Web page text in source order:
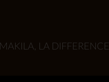
MAKILA, LA DIFFERENCE